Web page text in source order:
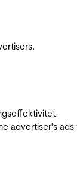
advertiser's